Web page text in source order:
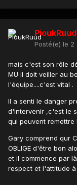
PioukRuud
Posté(e) le 2
mais c'est son rôle
MU il doit veiller au
l'équipe....c'est vital .
Il a senti le danger
d'intervenir ,c'est le
qui peuvent
Gary comprend qur
OBLIGE d'être bon
et il commence par
respect et l'attitude